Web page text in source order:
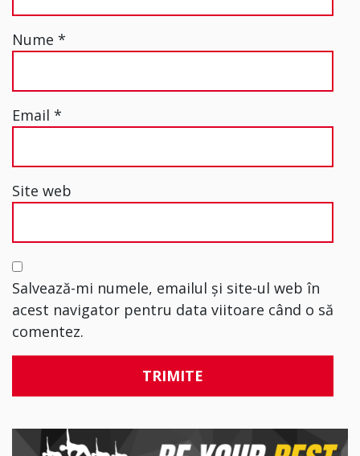
Nume *
Email *
Site web
Salvează-mi numele, emailul și site-ul web în
acest navigator pentru data viitoare când o să
comentez.